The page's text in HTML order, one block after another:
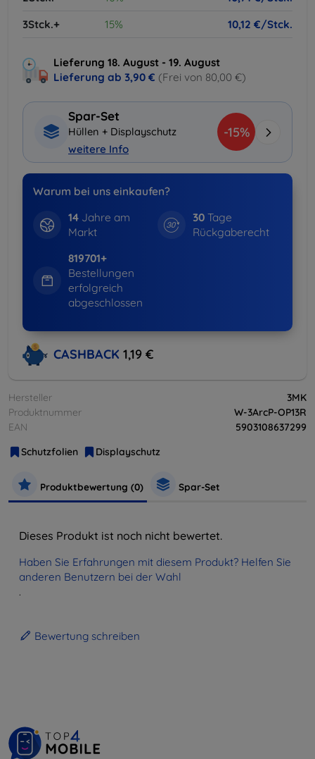
3Stck.+
15% 10,12 €/Stck.
Lieferung 18. August - 19. August
Lieferung ab 3,90 € (Frei von 80,00 €)
Spar-Set
Hüllen + Displayschutz
weitere Info
-15%
Warum bei uns einkaufen?
14Jahre am
Markt
30 Tage
Rückgaberecht
819701+
Bestellungen
erfolgreich
abgeschlossen
CASHBACK 1,19 €
Hersteller
3MK
Produktnummer
W-3ArcP-OP13R
EAN
5903108637299
Schutzfolien
Displayschutz
Produktbewertung (0) Spar-Set
Dieses Produkt ist noch nicht bewertet.
Haben Sie Erfahrungen mit diesem Produkt? Helfen Sie
anderen Benutzern bei der Wahl
.
Bewertung schreiben